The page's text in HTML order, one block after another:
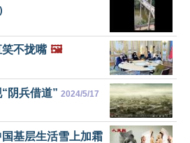
不拢嘴 🖼️
阴兵借道” 2024/5/17
基层生活雪上加霜